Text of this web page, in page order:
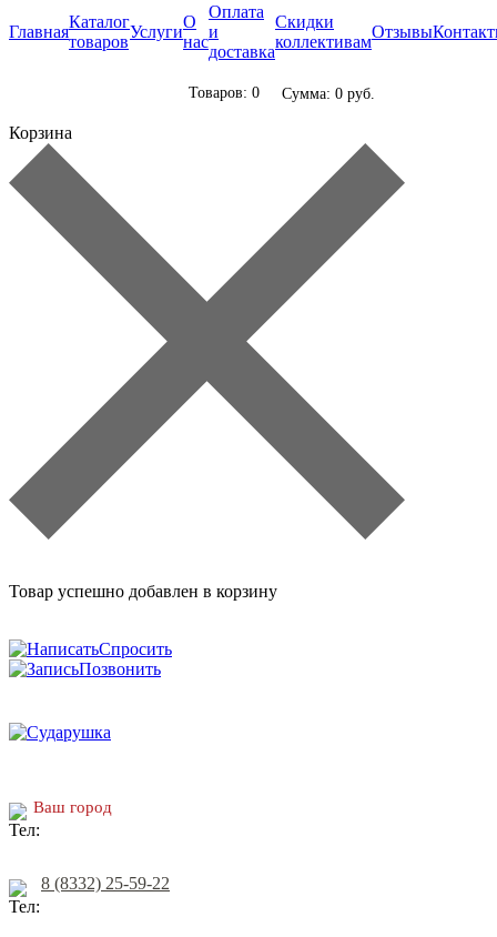
Главная
Каталог
товаров
Услуги
О
нас
Оплата
и
доставка
Скидки
коллективам
Отзывы
Товаров: 0 Сумма: 0 руб.
Корзина
Товар успешно добавлен в корзину
Спросить
Позвонить
Ваш город
8 (8332) 25-59-22